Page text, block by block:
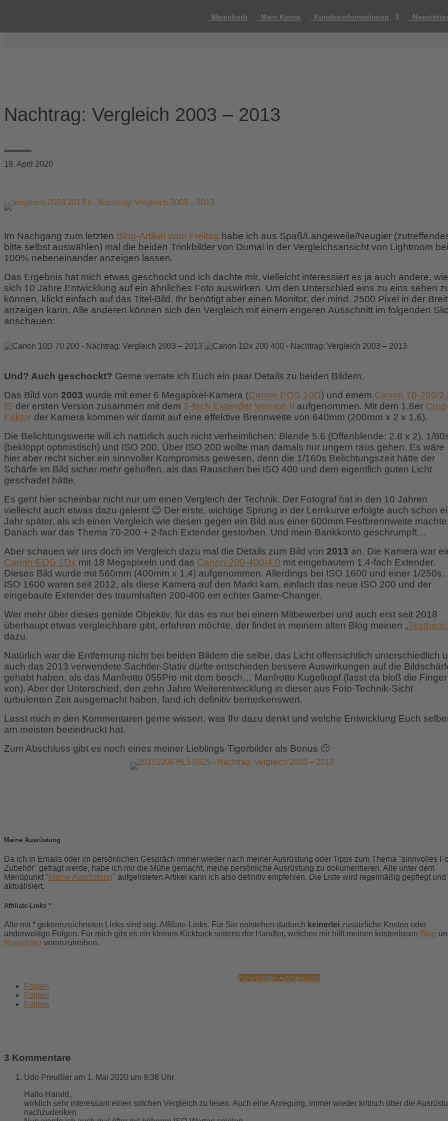
Warenkorb Mein Konto Kundeninformationen Newsletter
Nachtrag: Vergleich 2003 – 2013
19. April 2020
Im Nachgang zum letzten Blog-Artikel vom Freitag habe ich aus Spaß/Langeweile/Neugier
bitte selbst auswählen) mal die beiden Trinkbilder von Dumai in der Vergleichsansicht von Lightroom bei
100% nebeneinander anzeigen lassen.
Das Ergebnis hat mich etwas geschockt und ich dachte mir, vielleicht interessiert es ja auch andere, wie
sich 10 Jahre Entwicklung auf ein ähnliches Foto auswirken. Um den Unterschied eins zu eins sehen
können, klickt einfach auf das Titel-Bild. Ihr benötigt aber einen Monitor, der mind. 2500 Pixel in der
anzeigen kann. Alle anderen können sich den Vergleich mit einem engeren Ausschnitt im folgenden
anschauen:
Und? Auch geschockt? Gerne verrate ich Euch ein paar Details zu beiden Bildern.
Das Bild von 2003 wurde mit einer 6 Megapixel-Kamera (Canon EOS 10D) und einem Canon 70-200/
IS der ersten Version zusammen mit dem 2-fach Extender Version II aufgenommen. Mit dem 1,6er
Faktor der Kamera kommen wir damit auf eine effektive Brennweite von 640mm (200mm x 2 x 1,6).
Die Belichtungswerte will ich natürlich auch nicht verheimlichen: Blende 5.6 (Offenblende: 2.8 x 2), 1/
(bekloppt optimistisch) und ISO 200. Über ISO 200 wollte man damals nur ungern raus gehen. Es wäre
hier aber recht sicher ein sinnvoller Kompromiss gewesen, denn die 1/160s Belichtungszeit hätte der
Schärfe im Bild sicher mehr geholfen, als das Rauschen bei ISO 400 und dem eigentlich guten Licht
geschadet hätte.
Es geht hier scheinbar nicht nur um einen Vergleich der Technik. Der Fotograf hat in den 10 Jahren
vielleicht auch etwas dazu gelernt 😉 Der erste, wichtige Sprung in der Lernkurve erfolgte auch schon
Jahr später, als ich einen Vergleich wie diesen gegen ein Bild aus einer 600mm Festbrennweite
Danach war das Thema 70-200 + 2-fach Extender gestorben. Und mein Bankkonto geschrumpft…
Aber schauen wir uns doch im Vergleich dazu mal die Details zum Bild von 2013 an. Die Kamera war
Canon EOS 1Dx mit 18 Megapixeln und das Canon 200-400/4.0 mit eingebautem 1,4-fach Extender.
Dieses Bild wurde mit 560mm (400mm x 1,4) aufgenommen. Allerdings bei ISO 1600 und einer 1/250s.
ISO 1600 waren seit 2012, als diese Kamera auf den Markt kam, einfach das neue ISO 200 und der
eingebaute Extender des traumhaften 200-400 ein echter Game-Changer.
Wer mehr über dieses geniale Objektiv, für das es nur bei einem Mitbewerber und auch erst seit 2018
überhaupt etwas vergleichbare gibt, erfahren möchte, der findet in meinem alten Blog meinen „
dazu.
Natürlich war die Entfernung nicht bei beiden Bildern die selbe, das Licht offensichtlich unterschiedlich
auch das 2013 verwendete Sachtler-Stativ dürfte entschieden bessere Auswirkungen auf die
gehabt haben, als das Manfrotto 055Pro mit dem besch… Manfrotto Kugelkopf (lasst da bloß die Finger
von). Aber der Unterschied, den zehn Jahre Weiterentwicklung in dieser aus Foto-Technik-Sicht
turbulenten Zeit ausgemacht haben, fand ich definitiv bemerkenswert.
Lasst mich in den Kommentaren gerne wissen, was Ihr dazu denkt und welche Entwicklung Euch
am meisten beeindruckt hat.
Zum Abschluss gibt es noch eines meiner Lieblings-Tigerbilder als Bonus 🙂
Meine Ausrüstung
Da ich in Emails oder im persönlichen Gespräch immer wieder nach meiner Ausrüstung oder Tipps zum Thema "sinnvolles
Zubehör" gefragt werde, habe ich mir die Mühe gemacht, meine persönliche Ausrüstung zu dokumentieren. Alle unter dem
Menüpunkt "Meine Ausrüstung" aufgelisteten Artikel kann ich also definitiv empfehlen. Die Liste wird regelmäßig gepflegt und
aktualisiert.
Affiliate-Links *
Alle mit * gekennzeichneten Links sind sog. Affiliate-Links. Für Sie entstehen dadurch keinerlei zusätzliche Kosten oder
anderweitige Folgen. Für mich gibt es ein kleines Kickback seitens der Händler, welches mir hilft meinen kostenlosen Blog
Newsletter voranzutreiben.
Folgen
Folgen
Folgen
Newsletter-Anmeldung
3 Kommentare
Udo Preußler am 1. Mai 2020 um 9:38 Uhr
Hallo Harald,
wirklich sehr interessant einen solchen Vergleich zu lesen. Auch eine Anregung, immer wieder kritisch über die
nachzudenken.